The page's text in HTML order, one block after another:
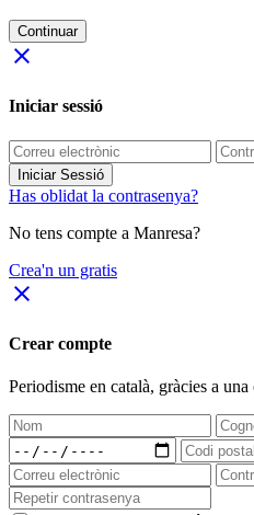
Continuar
close
Iniciar sessió
Iniciar Sessió
Has oblidat la contrasenya?
No tens compte a Manresa?
Crea'n un gratis
close
Crear compte
Periodisme en català, gràcies a